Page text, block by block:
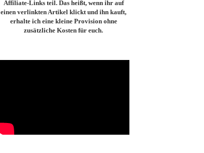
Affiliate-Links teil. Das heißt, wenn ihr auf
einen verlinkten Artikel klickt und ihn kauft,
erhalte ich eine kleine Provision ohne
zusätzliche Kosten für euch.